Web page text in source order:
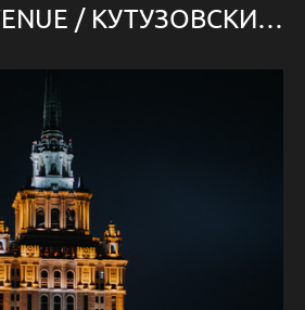
KUTUZOV AVENUE / КУТУЗОВСКИЙ ПРОСПЕКТ